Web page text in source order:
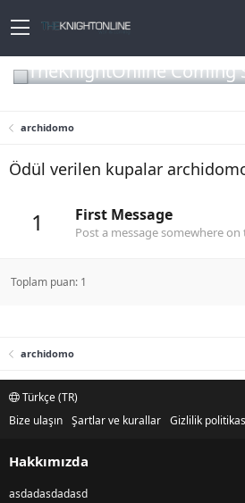
TheKnightOnline Coming
archidomo
Ödül verilen kupalar
1 First Message
Post a message somewhere
Toplam puan: 1
archidomo
Türkçe (TR)
Bize ulaşın Şartlar ve kurallar Gizlilik
Hakkımızda
asdadasdadasd